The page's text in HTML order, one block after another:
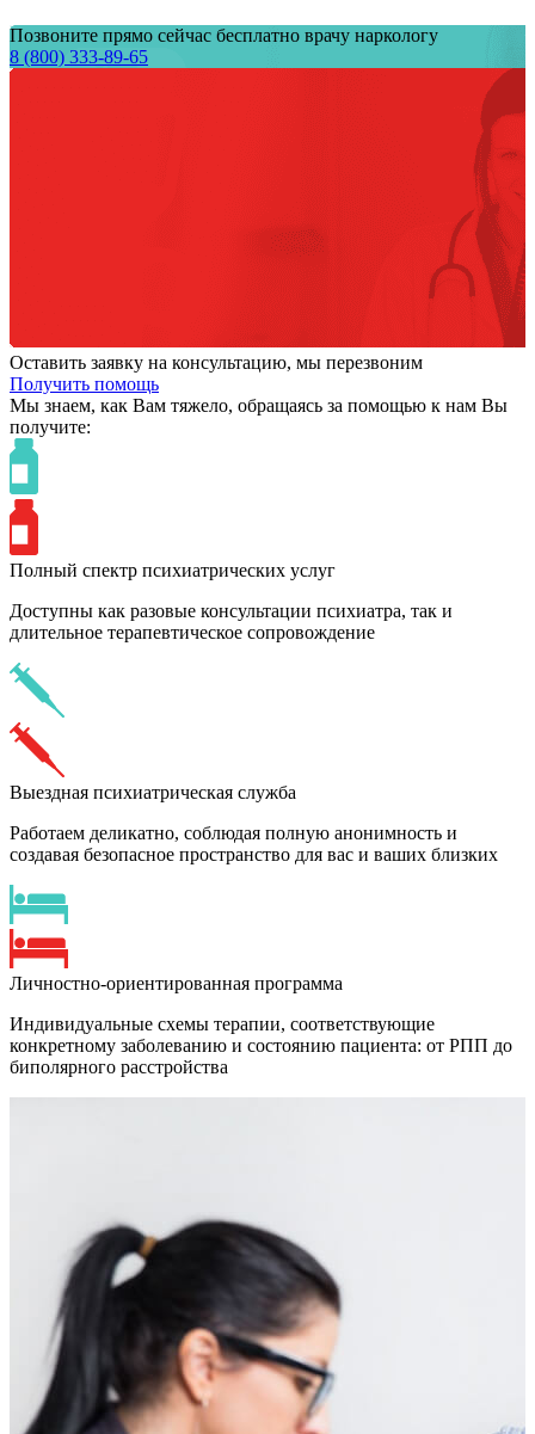
Позвоните прямо сейчас бесплатно врачу наркологу
8 (800) 333-89-65
Оставить заявку на консультацию, мы перезвоним
Получить помощь
Мы знаем, как Вам тяжело, обращаясь за помощью к нам Вы
получите:
Полный спектр психиатрических услуг
Доступны как разовые консультации психиатра, так и
длительное терапевтическое сопровождение
Выездная психиатрическая служба
Работаем деликатно, соблюдая полную анонимность и
создавая безопасное пространство для вас и ваших близких
Личностно-ориентированная программа
Индивидуальные схемы терапии, соответствующие
конкретному заболеванию и состоянию пациента: от РПП до
биполярного расстройства